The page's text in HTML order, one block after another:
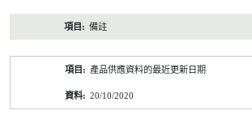
備註
產品供應資料的最近更新日期
20/10/2020